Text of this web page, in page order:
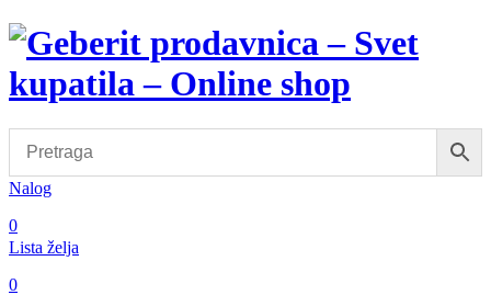
Nalog
0
Lista želja
0